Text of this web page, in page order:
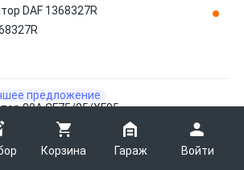
Корзина Гараж Войти
DAF 1368327R
предложение
80A CF75/85/XF95
11 - 13 августа